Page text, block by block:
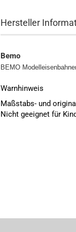
Hersteller
Bemo
BEMO
Warnhinweis
Maßstabs- und
Nicht geeignet für